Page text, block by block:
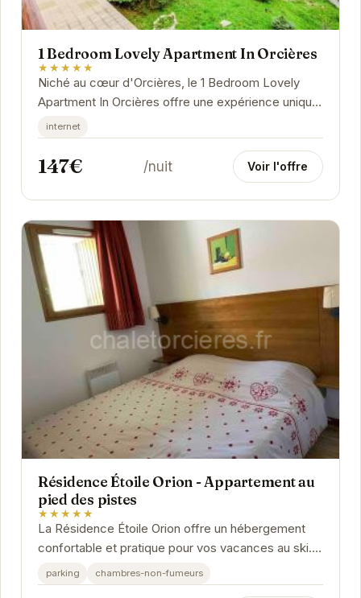
1 Bedroom Lovely Apartment In Orcières
★★★★★
Niché au cœur d'Orcières, le 1 Bedroom Lovely
Apartment In Orcières offre une expérience unique.
Son emplacement privilégié permet un accès...
internet
147€ /nuit Voir l'offre
Résidence Étoile Orion - Appartement au
pied des pistes
★★★★★
La Résidence Étoile Orion offre un hébergement
confortable et pratique pour vos vacances au ski.
Situé au pied des pistes, l'appartement permet...
parking chambres-non-fumeurs